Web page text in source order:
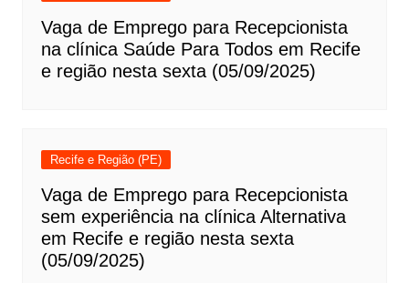
Vaga de Emprego para Recepcionista
na clínica Saúde Para Todos em Recife
e região nesta sexta (05/09/2025)
Recife e Região (PE)
Vaga de Emprego para Recepcionista
sem experiência na clínica Alternativa
em Recife e região nesta sexta
(05/09/2025)